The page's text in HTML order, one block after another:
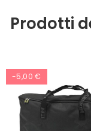
Prodotti
-5,00 €